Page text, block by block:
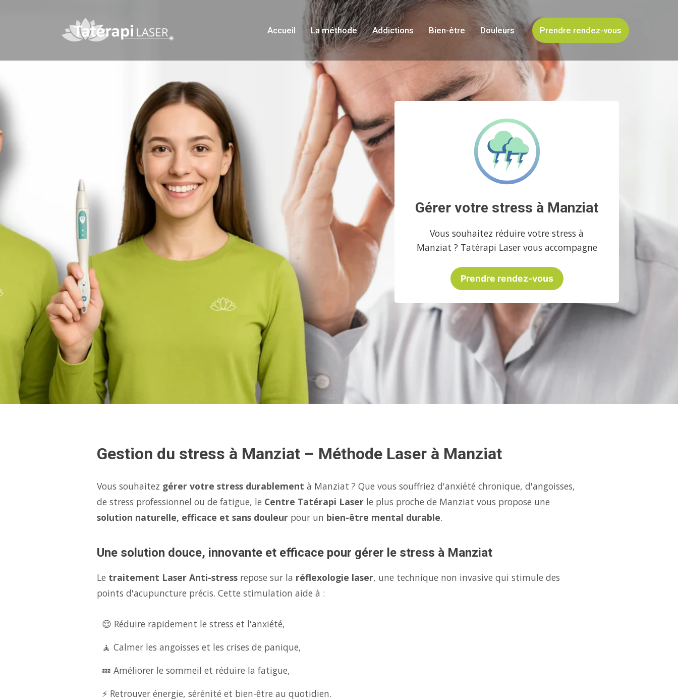
Accueil La méthode Addictions Bien-être Douleurs Prendre rendez-vous
Gérer votre stress à Manziat
Vous souhaitez réduire votre stress à
Manziat ? Tatérapi Laser vous accompagne
Prendre rendez-vous
Gestion du stress à Manziat – Méthode Laser à Manziat
Vous souhaitez gérer votre stress durablement à Manziat ? Que vous souffriez d'anxiété chronique, d'angoisses,
de stress professionnel ou de fatigue, le Centre Tatérapi Laser le plus proche de Manziat vous propose une
solution naturelle, efficace et sans douleur pour un bien-être mental durable.
Une solution douce, innovante et efficace pour gérer le stress à Manziat
Le traitement Laser Anti-stress repose sur la réflexologie laser, une technique non invasive qui stimule des
points d'acupuncture précis. Cette stimulation aide à :
😌 Réduire rapidement le stress et l'anxiété,
🧘 Calmer les angoisses et les crises de panique,
💤 Améliorer le sommeil et réduire la fatigue,
⚡ Retrouver énergie, sérénité et bien-être au quotidien.